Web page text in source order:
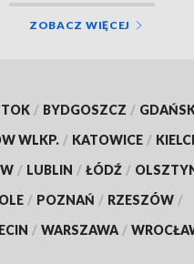
ZOBACZ WIĘCEJ
/ BYDGOSZCZ /
WLKP. / KATOWICE /
/ LUBLIN / ŁÓDŹ /
/ POZNAŃ / RZESZÓW /
/ WARSZAWA /